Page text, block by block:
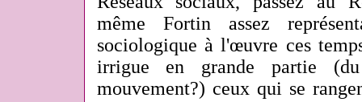
même Fortin assez
sociologique à l'œuvre ces
irrigue en grande partie
mouvement?) ceux qui se